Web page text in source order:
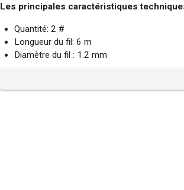
Les principales caractéristiques
Quantité: 2 #
Longueur du fil: 6 m
Diamètre du fil : 1.2 mm